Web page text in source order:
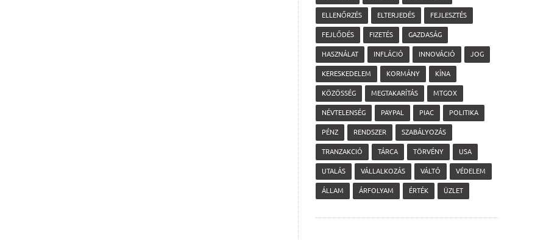
ELLENŐRZÉS ELTERJEDÉS FEJLESZTÉS
FEJLŐDÉS FIZETÉS GAZDASÁG
HASZNÁLAT INFLÁCIÓ INNOVÁCIÓ JOG
KERESKEDELEM KORMÁNY KÍNA
KÖZÖSSÉG MEGTAKARÍTÁS MTGOX
NÉVTELENSÉG PAYPAL PIAC POLITIKA
PÉNZ RENDSZER SZABÁLYOZÁS
TRANZAKCIÓ TÁRCA TÖRVÉNY USA
UTALÁS VÁLLALKOZÁS VÁLTÓ VÉDELEM
ÁLLAM ÁRFOLYAM ÉRTÉK ÜZLET